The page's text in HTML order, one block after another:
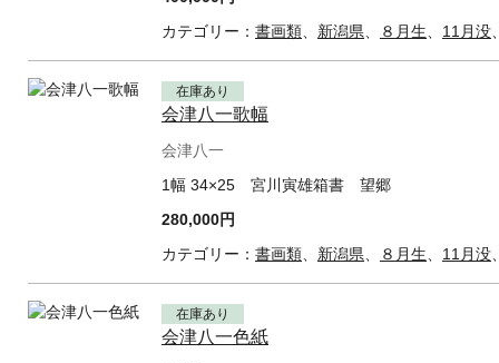
カテゴリー： 書画類、 新潟県、 ８月生、 11月没
在庫あり
会津八一歌幅
会津八一
1幅 34×25 宮川寅雄箱書 望郷
280,000円
カテゴリー： 書画類、 新潟県、 ８月生、 11月没
在庫あり
会津八一色紙